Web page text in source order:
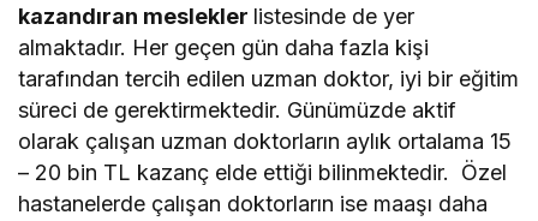
kazandıran meslekler listesinde de yer
almaktadır. Her geçen gün daha fazla kişi
tarafından tercih edilen uzman doktor, iyi bir eğitim
süreci de gerektirmektedir. Günümüzde aktif
olarak çalışan uzman doktorların aylık ortalama 15
– 20 bin TL kazanç elde ettiği bilinmektedir. Özel
hastanelerde çalışan doktorların ise maaşı daha